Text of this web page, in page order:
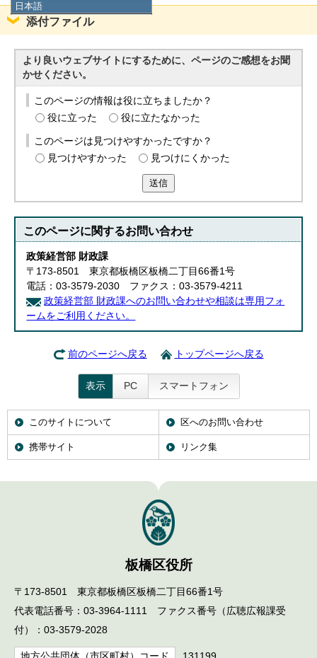
日本語
日本語
English
한국어
简体中文
繁體中文
添付ファイル
より良いウェブサイトにするために、ページのご感想をお聞
かせください。
このページの情報は役に立ちましたか？
役に立った
役に立たなかった
このページは見つけやすかったですか？
見つけやすかった
見つけにくかった
送信
このページに関するお問い合わせ
政策経営部 財政課
〒173-8501 東京都板橋区板橋二丁目66番1号
電話：03-3579-2030 ファクス：03-3579-4211
政策経営部 財政課へのお問い合わせや相談は専用フォ
ームをご利用ください。
前のページへ戻る トップページへ戻る
表示 PC スマートフォン
このサイトについて 区へのお問い合わせ
携帯サイト リンク集
板橋区役所
〒173-8501 東京都板橋区板橋二丁目66番1号
代表電話番号：03-3964-1111 ファクス番号（広聴広報課受
付）：03-3579-2028